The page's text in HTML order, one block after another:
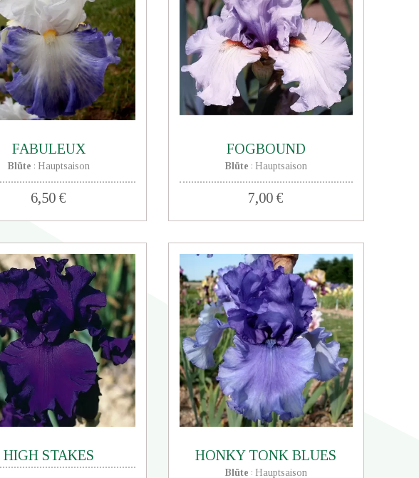
FABULEUX
6,50 €
Blüte : Hauptsaison
FOGBOUND
7,00 €
Blüte : Hauptsaison
HIGH STAKES
HONKY TONK BLUES
Blüte : Hauptsaison